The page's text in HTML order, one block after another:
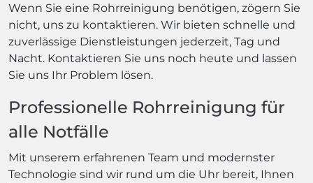
Wenn Sie eine Rohrreinigung benötigen, zögern Sie
nicht, uns zu kontaktieren. Wir bieten schnelle und
zuverlässige Dienstleistungen jederzeit, Tag und
Nacht. Kontaktieren Sie uns noch heute und lassen
Sie uns Ihr Problem lösen.
Professionelle Rohrreinigung für
alle Notfälle
Mit unserem erfahrenen Team und modernster
Technologie sind wir rund um die Uhr bereit, Ihnen